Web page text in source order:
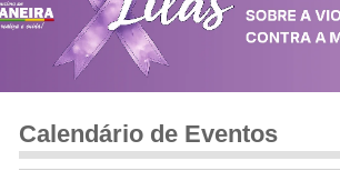
Calendário de Eventos